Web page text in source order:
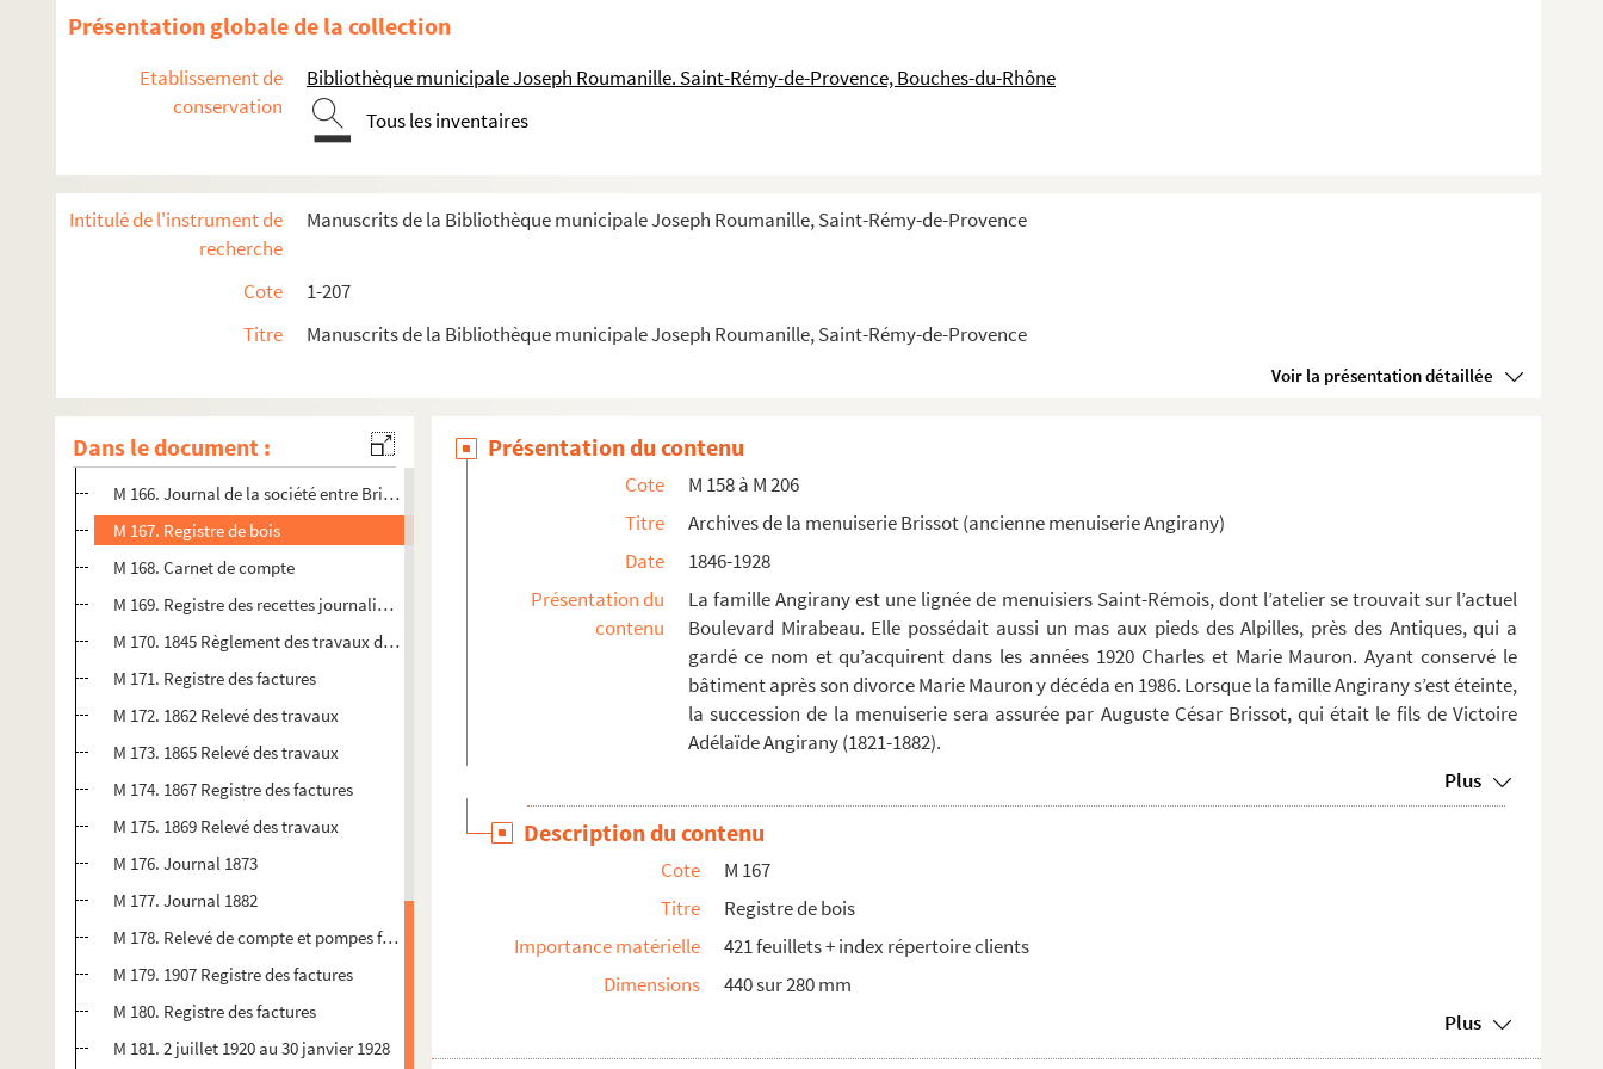
Présentation globale de la collection
Etablissement de
conservation
Bibliothèque municipale Joseph Roumanille. Saint-Rémy-de-Provence, Bouches-du-Rhône
Tous les inventaires
Intitulé de l'instrument de
recherche
Manuscrits de la Bibliothèque municipale Joseph Roumanille, Saint-Rémy-de-Provence
Cote
1-207
Titre
Manuscrits de la Bibliothèque municipale Joseph Roumanille, Saint-Rémy-de-Provence
Voir la présentation détaillée
Dans le document :
M 123. Archives de la famille Chabrand
M 127. Archives relatives aux fêtes du quartier de la Trinité
M 155. Pierre Dupuy,Saint-Remy-de-Provence
M 158. Copies de factures
M 159. Copies de lettres
M 162. Copies de lettres
M 164. Factures envoyées par des fournisseurs
M 165. Factures envoyées par des fournisseurs
M 166. Journal de la société entre Brissot Jques et Jean Frères et Gondrand. Le 1er août 1849
M 167. Registre de bois
M 168. Carnet de compte
M 169. Registre des recettes journalières
M 170. 1845 Règlement des travaux de menuiserie exécuté par le sieur Jaques Angirany, Maître menuisier
M 171. Registre des factures
M 172. 1862 Relevé des travaux
M 173. 1865 Relevé des travaux
M 174. 1867 Registre des factures
M 175. 1869 Relevé des travaux
M 176. Journal 1873
M 177. Journal 1882
M 178. Relevé de compte et pompes funèbres
M 179. 1907 Registre des factures
M 180. Registre des factures
M 181. 2 juillet 1920 au 30 janvier 1928
Présentation du contenu
Cote
M 158 à M 206
Titre
Archives de la menuiserie Brissot (ancienne menuiserie Angirany)
Date
1846-1928
Présentation du
contenu
La famille Angirany est une lignée de menuisiers Saint-Rémois, dont l’atelier se trouvait sur l’actuel
Boulevard Mirabeau. Elle possédait aussi un mas aux pieds des Alpilles, près des Antiques, qui a
gardé ce nom et qu’acquirent dans les années 1920 Charles et Marie Mauron. Ayant conservé le
bâtiment après son divorce Marie Mauron y décéda en 1986. Lorsque la famille Angirany s’est éteinte,
la succession de la menuiserie sera assurée par Auguste César Brissot, qui était le fils de Victoire
Adélaïde Angirany (1821-1882).
Plus
Description du contenu
Cote
M 167
Titre
Registre de bois
Importance matérielle
421 feuillets + index répertoire clients
Dimensions
440 sur 280 mm
Plus